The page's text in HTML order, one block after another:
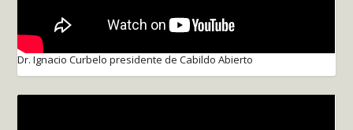
Dr. Ignacio Curbelo presidente de Cabildo Abierto